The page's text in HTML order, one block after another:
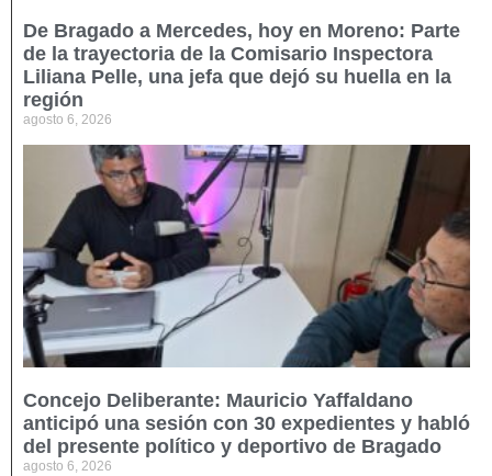
De Bragado a Mercedes, hoy en Moreno: Parte
de la trayectoria de la Comisario Inspectora
Liliana Pelle, una jefa que dejó su huella en la
región
agosto 6, 2026
Concejo Deliberante: Mauricio Yaffaldano
anticipó una sesión con 30 expedientes y habló
del presente político y deportivo de Bragado
agosto 6, 2026